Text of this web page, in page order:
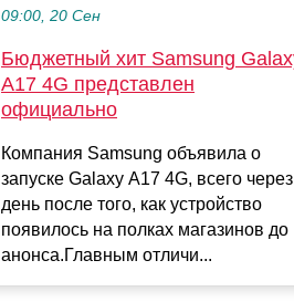
09:00, 20 Сен
Бюджетный хит Samsung
A17 4G представлен
официально
Компания Samsung объявила о
запуске Galaxy A17 4G, всего через
день после того, как устройство
появилось на полках магазинов до
анонса.Главным отличи...